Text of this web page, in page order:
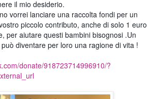
il mio desiderio.
vorrei lanciare una raccolta fondi per un
piccolo contributo, anche di solo 1 euro
per aiutare questi bambini bisognosi .Un
diventare per loro una ragione di vita !
donate/918723714996910/?